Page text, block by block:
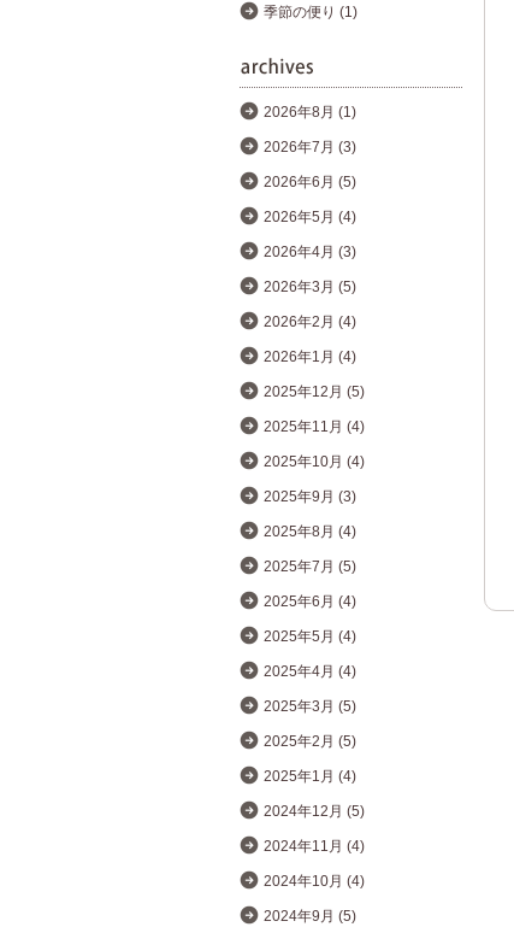
季節の便り (1)
2026年8月 (1)
2026年7月 (3)
2026年6月 (5)
2026年5月 (4)
2026年4月 (3)
2026年3月 (5)
2026年2月 (4)
2026年1月 (4)
2025年12月 (5)
2025年11月 (4)
2025年10月 (4)
2025年9月 (3)
2025年8月 (4)
2025年7月 (5)
2025年6月 (4)
2025年5月 (4)
2025年4月 (4)
2025年3月 (5)
2025年2月 (5)
2025年1月 (4)
2024年12月 (5)
2024年11月 (4)
2024年10月 (4)
2024年9月 (5)